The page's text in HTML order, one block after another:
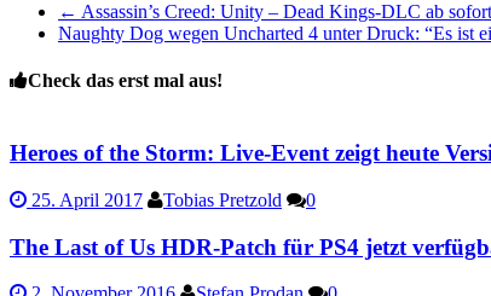
← Assassin’s Creed: Unity – Dead Kings-DLC ab
Naughty Dog wegen Uncharted 4 unter Druck: “Es ist
Check das erst mal aus!
Heroes of the Storm: Live-Event zeigt heute
25. April 2017 Tobias Pretzold 0
The Last of Us HDR-Patch für PS4 jetzt